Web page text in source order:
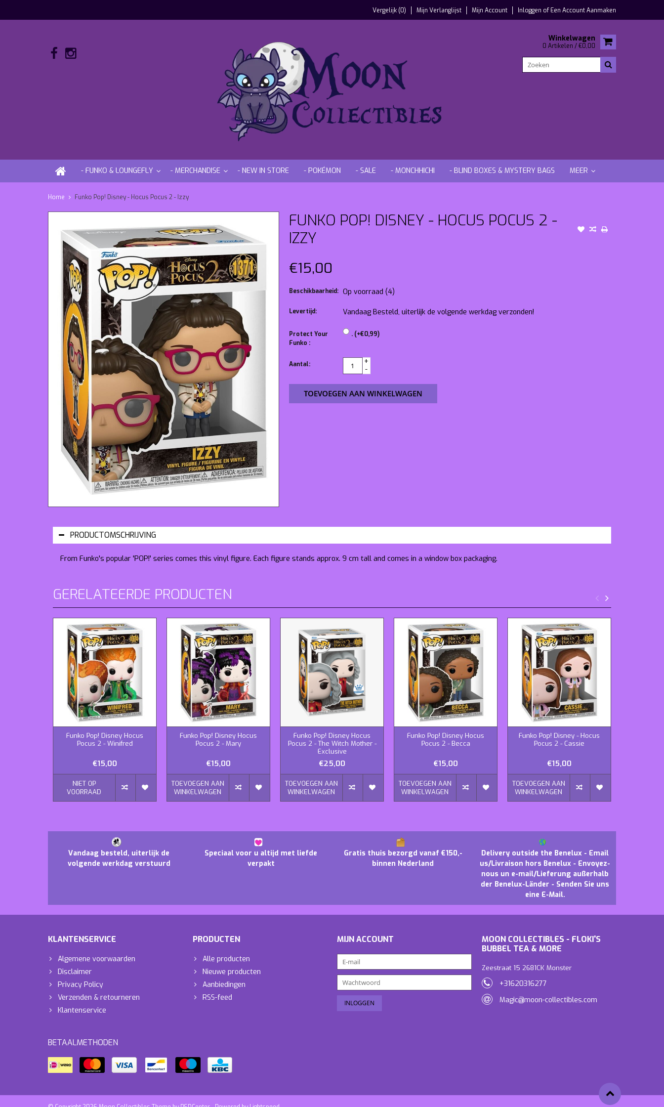
Vergelijk (0) Mijn Verlanglijst Mijn Account Inloggen ofEen Account Aanmaken
Winkelwagen
0 Artikelen / €0,00
- FUNKO & LOUNGEFLY - MERCHANDISE - NEW IN STORE - POKÉMON - SALE - MONCHHICHI - BLIND BOXES & MYSTERY BAGS MEER
Home Funko Pop! Disney - Hocus Pocus 2 - Izzy
FUNKO POP! DISNEY - HOCUS POCUS 2 -
IZZY
€15,00
Beschikbaarheid: Op voorraad (4)
Levertijd: Vandaag Besteld, uiterlijk de volgende werkdag verzonden!
Protect Your
Funko :
. (+€0,99)
Aantal:
+
-
TOEVOEGEN AAN WINKELWAGEN
PRODUCTOMSCHRIJVING
From Funko's popular 'POP!' series comes this vinyl figure. Each figure stands approx. 9 cm tall and comes in a window box packaging.
GERELATEERDE PRODUCTEN
Funko Pop! Disney Hocus
Pocus 2 - Winifred
€15,00
NIET OP
VOORRAAD
Funko Pop! Disney Hocus
Pocus 2 - Mary
€15,00
TOEVOEGEN AAN
WINKELWAGEN
Funko Pop! Disney Hocus
Pocus 2 - The Witch Mother -
Exclusive
€25,00
TOEVOEGEN AAN
WINKELWAGEN
Funko Pop! Disney Hocus
Pocus 2 - Becca
€15,00
TOEVOEGEN AAN
WINKELWAGEN
Funko Pop! Disney - Hocus
Pocus 2 - Cassie
€15,00
TOEVOEGEN AAN
WINKELWAGEN
Vandaag besteld, uiterlijk de
volgende werkdag verstuurd
Speciaal voor u altijd met liefde
verpakt
Gratis thuis bezorgd vanaf €150,-
binnen Nederland
Delivery outside the Benelux - Email
us/Livraison hors Benelux - Envoyez-
nous un e-mail/Lieferung außerhalb
der Benelux-Länder - Senden Sie uns
eine E-Mail.
KLANTENSERVICE
Algemene voorwaarden
Disclaimer
Privacy Policy
Verzenden & retourneren
Klantenservice
PRODUCTEN
Alle producten
Nieuwe producten
Aanbiedingen
RSS-feed
MIJN ACCOUNT
MOON COLLECTIBLES - FLOKI'S
BUBBEL TEA & MORE
Zeestraat 15 2681CK Monster
+31620316277
Magic@moon-collectibles.com
BETAALMETHODEN